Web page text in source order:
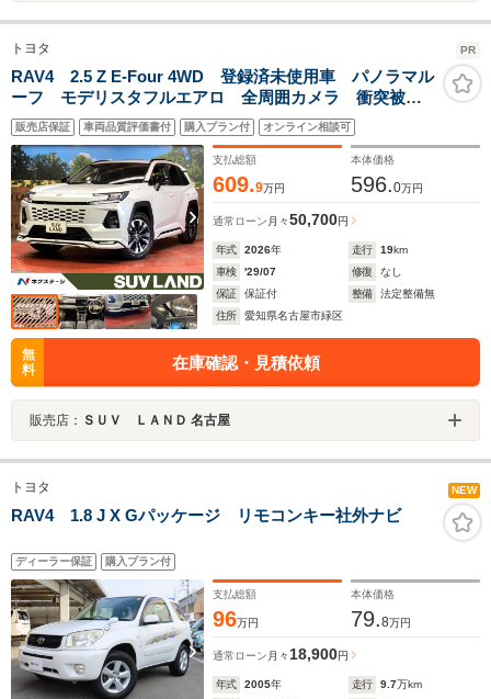
トヨタ PR
RAV4 2.5 Z E-Four 4WD 登録済未使用車 パノラマル
ーフ モデリスタフルエアロ 全周囲カメラ 衝突被害
軽減システム デジタルインナーミラー 電動リアゲー
ト レザー調シート 全席シートヒーター 前席シート
エアコン
販売店保証 車両品質評価書付 購入プラン付 オンライン相談可
支払総額
609.9万円
本体価格
596.0万円
通常ローン 月々50,700円
年式 2026年 走行 19km
車検
'29/07 修復
なし
保証
保証付 整備
法定整備無
住所
愛知県名古屋市緑区
無
料
在庫確認・見積依頼
販売店： ＳＵＶ ＬＡＮＤ 名古屋
トヨタ NEW
RAV4 1.8 J X Gパッケージ リモコンキー社外ナビ
ディーラー保証 購入プラン付
支払総額
96万円
本体価格
79.8万円
通常ローン 月々 18,900円
年式 2005年 走行 9.7万km